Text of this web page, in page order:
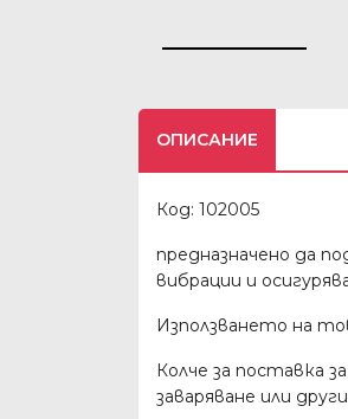
ОПИСАНИЕ
Код: 102005
предназначено да
вибрации и
Използването на
Колче за поставка
заваряване или